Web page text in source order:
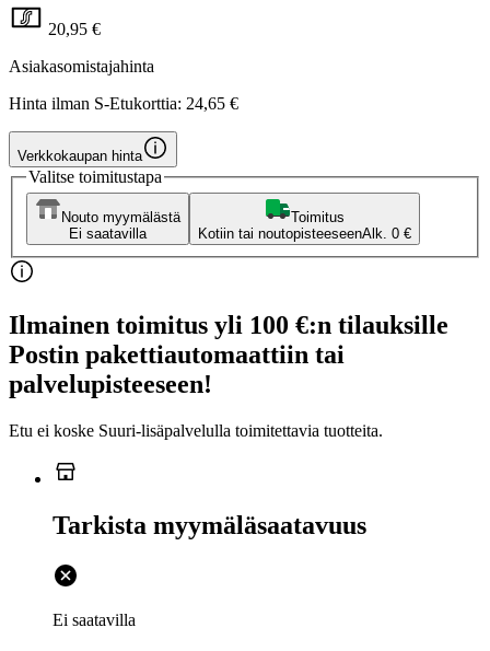
20,95 €
Asiakasomistajahinta
Hinta ilman S-Etukorttia: 24,65 €
Verkkokaupan hinta
Valitse toimitustapa
Nouto myymälästä
Ei saatavilla
Toimitus
Kotiin tai noutopisteeseenAlk. 0 €
Ilmainen toimitus yli 100 €:n tilauksille
Postin pakettiautomaattiin tai
palvelupisteeseen!
Etu ei koske Suuri‑lisäpalvelulla toimitettavia tuotteita.
Tarkista myymäläsaatavuus
Ei saatavilla